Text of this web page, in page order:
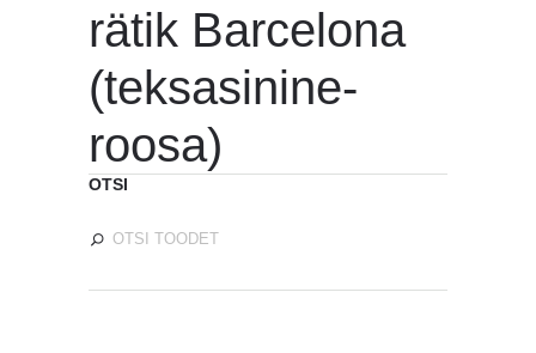
rätik Barcelona
(teksasinine-
roosa)
OTSI